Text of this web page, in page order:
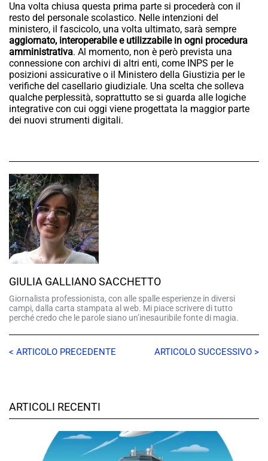
Una volta chiusa questa prima parte si procederà con il
resto del personale scolastico. Nelle intenzioni del
ministero, il fascicolo, una volta ultimato, sarà sempre
aggiornato, interoperabile e utilizzabile in ogni procedura
amministrativa. Al momento, non è però prevista una
connessione con archivi di altri enti, come INPS per le
posizioni assicurative o il Ministero della Giustizia per le
verifiche del casellario giudiziale. Una scelta che solleva
qualche perplessità, soprattutto se si guarda alle logiche
integrative con cui oggi viene progettata la maggior parte
dei nuovi strumenti digitali.
GIULIA GALLIANO SACCHETTO
Giornalista professionista, con alle spalle esperienze in diversi
campi, dalla carta stampata al web. Mi piace scrivere di tutto
perché credo che le parole siano un’inesauribile fonte di magia.
< ARTICOLO PRECEDENTE ARTICOLO SUCCESSIVO >
ARTICOLI RECENTI